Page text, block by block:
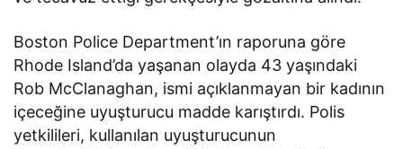
Boston Police Department’ın raporuna göre
Rhode Island’da yaşanan olayda 43 yaşındaki
Rob McClanaghan, ismi açıklanmayan bir kadının
içeceğine uyuşturucu madde karıştırdı. Polis
yetkilileri, kullanılan uyuşturucunun